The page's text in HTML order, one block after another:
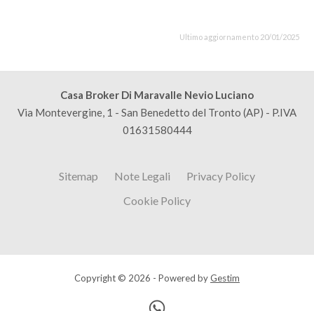
Ultimo aggiornamento 20/01/2025
Casa Broker Di Maravalle Nevio Luciano
Via Montevergine, 1 - San Benedetto del Tronto (AP) - P.IVA
01631580444
Sitemap Note Legali
Privacy Policy
Cookie Policy
Copyright © 2026 - Powered byGestim